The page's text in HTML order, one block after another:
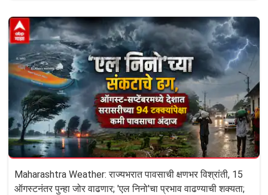
Maharashtra Weather: राज्यभरात पावसाची क्षणभर विश्रांती, 15
ऑगस्टनंतर पुन्हा जोर वाढणार; 'एल निनो'चा प्रभाव वाढण्याची शक्यता;